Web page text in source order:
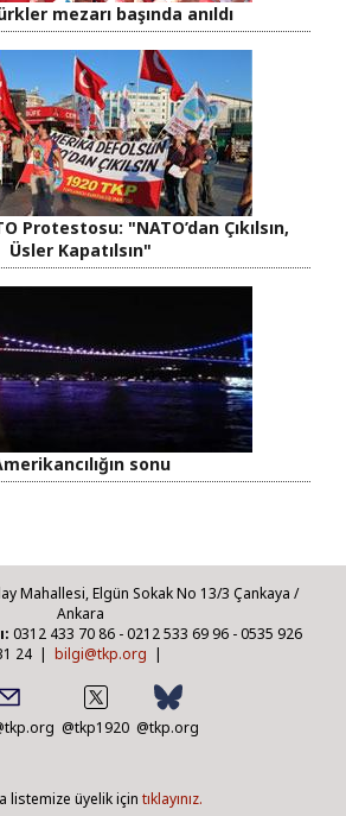
mezarı başında anıldı
Protestosu: "NATO’dan Çıkılsın,
Üsler Kapatılsın"
sonu
Mahallesi, Elgün Sokak No 13/3 Çankaya /
Ankara
0312 433 70 86 - 0212 533 69 96 - 0535 926
24 | bilgi@tkp.org |
@tkp1920 @tkp.org
listemize üyelik için tıklayınız.